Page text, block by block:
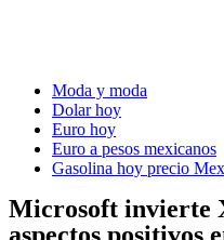
Moda y moda
Dolar hoy
Euro hoy
Euro a pesos mexicanos
Gasolina hoy precio
Microsoft invierte